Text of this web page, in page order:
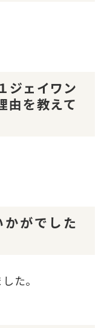
ジェイワン
由を教えて
がでした
た。